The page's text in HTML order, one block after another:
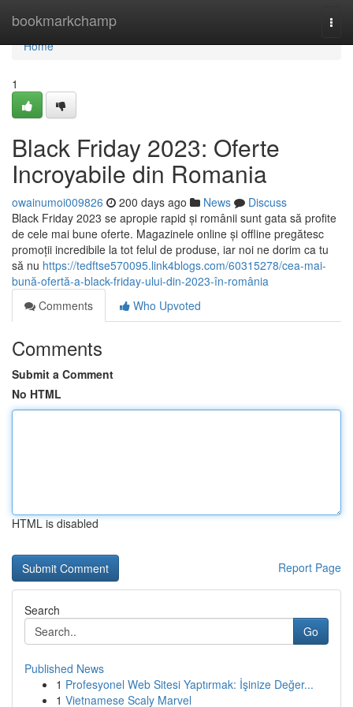
bookmarkchamp
Home
Home
1
Black Friday 2023: Oferte
Incroyabile din Romania
owainumoi009826 200 days ago News
Discuss
Black Friday 2023 se apropie rapid și românii sunt gata să profite
de cele mai bune oferte. Magazinele online și offline pregătesc
promoții incredibile la tot felul de produse, iar noi ne dorim ca tu
să nu https://tedftse570095.link4blogs.com/60315278/cea-mai-
bună-ofertă-a-black-friday-ului-din-2023-în-românia
Comments
Who Upvoted
Comments
Submit a Comment
No HTML
HTML is disabled
Report Page
Search
Go
Published News
1 Profesyonel Web Sitesi Yaptırmak: İşinize Değer...
1 Vietnamese Scaly Marvel